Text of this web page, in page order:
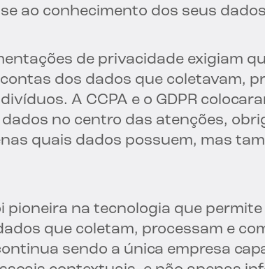
ao conhecimento dos seus
de privacidade exigiam
dos dados que coletavam,
A CCPA e o GDPR
no centro das atenções,
quais dados possuem, mas
pioneira na tecnologia que permite
que coletam, processam e
sendo a única empresa